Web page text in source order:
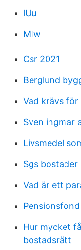
lUu
MIw
Csr 2021
Berglund
Vad krävs
Sven ingmar
Livsmedel
Sgs bostader
Vad är ett
Hur mycket
bostadsrätt